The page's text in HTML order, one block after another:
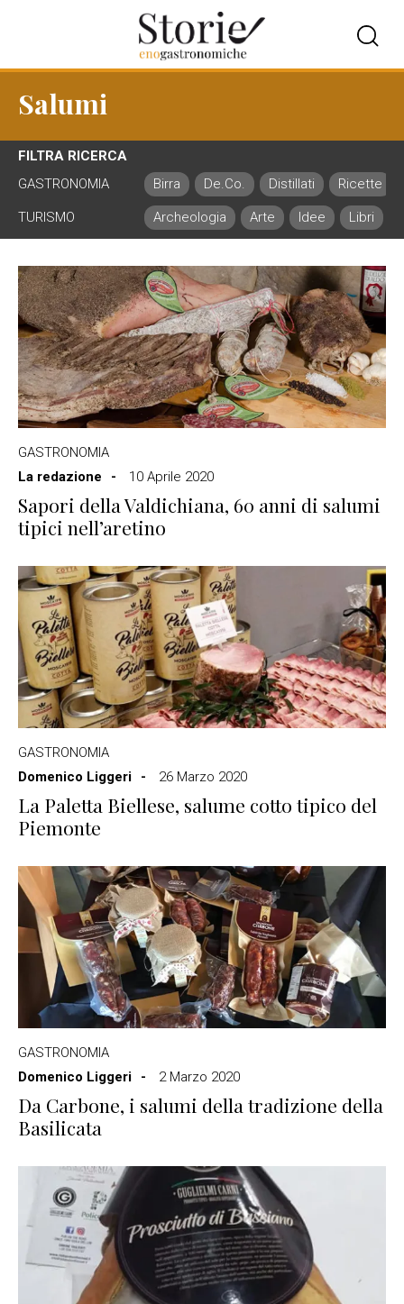
Salumi
FILTRA RICERCA
GASTRONOMIA
Birra De.Co. Distillati Ricette
TURISMO Archeologia Arte Idee Libri
GASTRONOMIA
La redazione
10 Aprile 2020
Sapori della Valdichiana, 60 anni di salumi
tipici nell’aretino
GASTRONOMIA
Domenico Liggeri
26 Marzo 2020
La Paletta Biellese, salume cotto tipico del
Piemonte
GASTRONOMIA
Domenico Liggeri
2 Marzo 2020
Da Carbone, i salumi della tradizione della
Basilicata